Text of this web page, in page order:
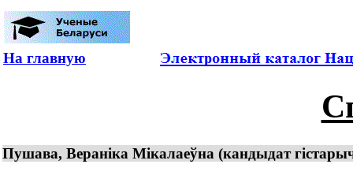
На главную
Пушава, Вераніка Мікалаеўна (кандыдат